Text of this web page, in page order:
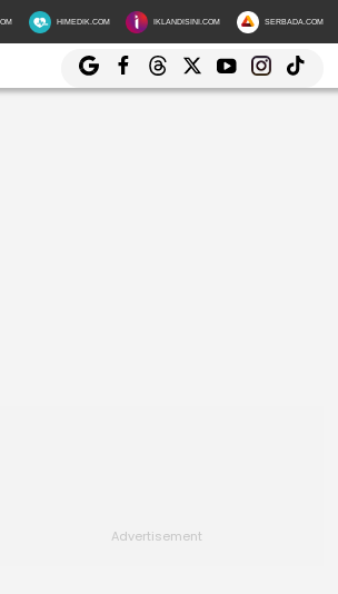
HIMEDIK.COM IKLANDISINI.COM SERBADA.COM